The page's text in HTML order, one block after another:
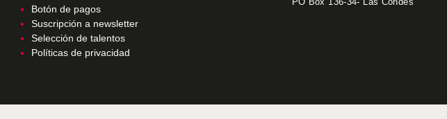
Botón de pagos
Suscripción a newsletter
Selección de talentos
Políticas de privacidad